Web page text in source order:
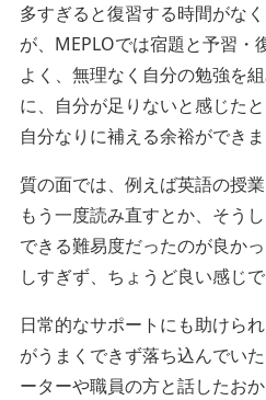
多すぎると復習する時間がな
が、MEPLOでは宿題と予習・
よく、無理なく自分の勉強を
に、自分が足りないと感じた
自分なりに補える余裕ができま
質の面では、例えば英語の授
もう一度読み直すとか、そう
できる難易度だったのが良か
しすぎず、ちょうど良い感じで
日常的なサポートにも助けら
がうまくできず落ち込んでい
ーターや職員の方と話したお